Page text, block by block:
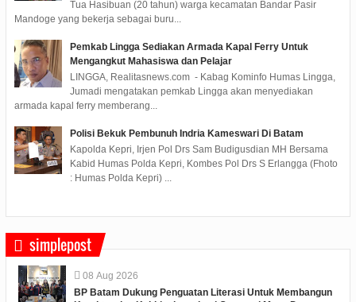
Tua Hasibuan (20 tahun) warga kecamatan Bandar Pasir
Mandoge yang bekerja sebagai buru...
Pemkab Lingga Sediakan Armada Kapal Ferry Untuk
Mengangkut Mahasiswa dan Pelajar
LINGGA, Realitasnews.com - Kabag Kominfo Humas Lingga,
Jumadi mengatakan pemkab Lingga akan menyediakan
armada kapal ferry memberang...
Polisi Bekuk Pembunuh Indria Kameswari Di Batam
Kapolda Kepri, Irjen Pol Drs Sam Budigusdian MH Bersama
Kabid Humas Polda Kepri, Kombes Pol Drs S Erlangga (Fhoto
: Humas Polda Kepri) ...
simplepost
08 Aug 2026
BP Batam Dukung Penguatan Literasi Untuk Membangun